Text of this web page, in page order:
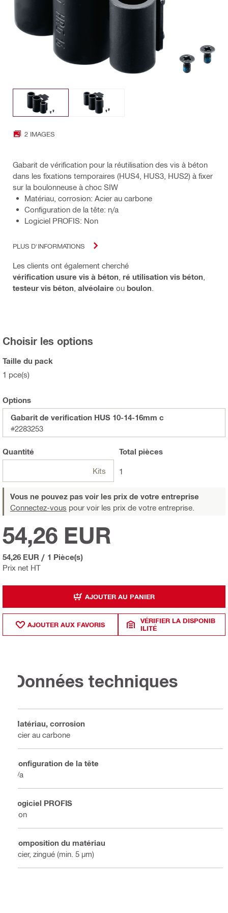
2 IMAGES
Gabarit de vérification pour la réutilisation des vis à béton
dans les fixations temporaires (HUS4, HUS3, HUS2) à fixer
sur la boulonneuse à choc SIW
Matériau, corrosion: Acier au carbone
Configuration de la tête: n/a
Logiciel PROFIS: Non
PLUS D'INFORMATIONS
Les clients ont également cherché
vérification usure vis à béton ré utilisation vis béton
testeur vis béton alvéolaire ou boulon
Choisir les options
Taille du pack
1 pce(s)
Options
Gabarit de verification HUS 10-14-16mm c
#2283253
Quantité
Kits
Total pièces
1
Vous ne pouvez pas voir les prix de votre entreprise
Connectez-vous pour voir les prix de votre entreprise.
Prix net HT
54,26 EUR
54,26 EUR / 1 Pièce(s)
AJOUTER AU PANIER
AJOUTER AUX FAVORIS
VÉRIFIER LA DISPONIB
ILITÉ
Données techniques
Matériau, corrosion
Acier au carbone
Configuration de la tête
n/a
Logiciel PROFIS
Non
Composition du matériau
Acier, zingué (min. 5 µm)